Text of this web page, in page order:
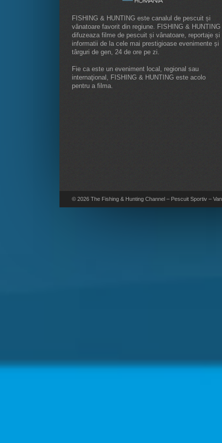
FISHING & HUNTING este canalul de pescuit și
vânatoare favorit din regiune. FISHING & HUNTING
difuzeaza filme de pescuit și vânatoare, reportaje și
informatii de la cele mai prestigioase evenimente și
târguri de gen, 24 de ore pe zi.
Fie ca este un eveniment local, regional sau
internaţional, FISHING & HUNTING este acolo
pentru a filma.
© 2026 The Fishing & Hunting Channel – Pescuit Sportiv –